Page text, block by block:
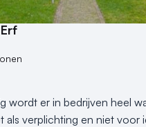
wordt er in bedrijven heel
als verplichting en niet voor